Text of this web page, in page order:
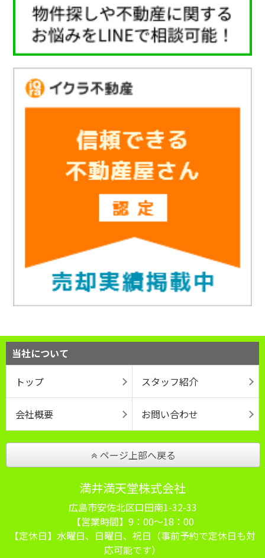
当社について
トップ
スタッフ紹介
会社概要 お問い合わせ
ページ上部へ戻る
満井満天堂株式会社
広島市安佐北区口田南1-32-33
【営業時間】9：00～18：00
【定休日】水曜日、日曜日、祝日（事前予約で定休日も対
応可能です）